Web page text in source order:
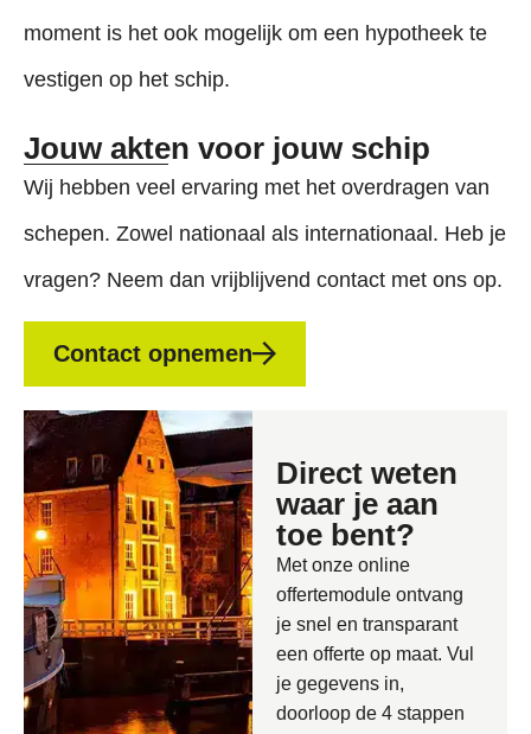
moment is het ook mogelijk om een hypotheek te
vestigen op het schip.
Jouw akten voor jouw schip
Wij hebben veel ervaring met het overdragen van
schepen. Zowel nationaal als internationaal. Heb je
vragen? Neem dan vrijblijvend contact met ons op.
Contact opnemen
Direct weten
waar je aan
toe bent?
Met onze online
offertemodule ontvang
je snel en transparant
een offerte op maat. Vul
je gegevens in,
doorloop de 4 stappen